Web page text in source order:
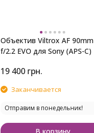
Объектив Viltrox AF 90mm
f/2.2 EVO для Sony (APS-C)
19 400 грн.
Заканчивается
Отправим в понедельник!
В корзину